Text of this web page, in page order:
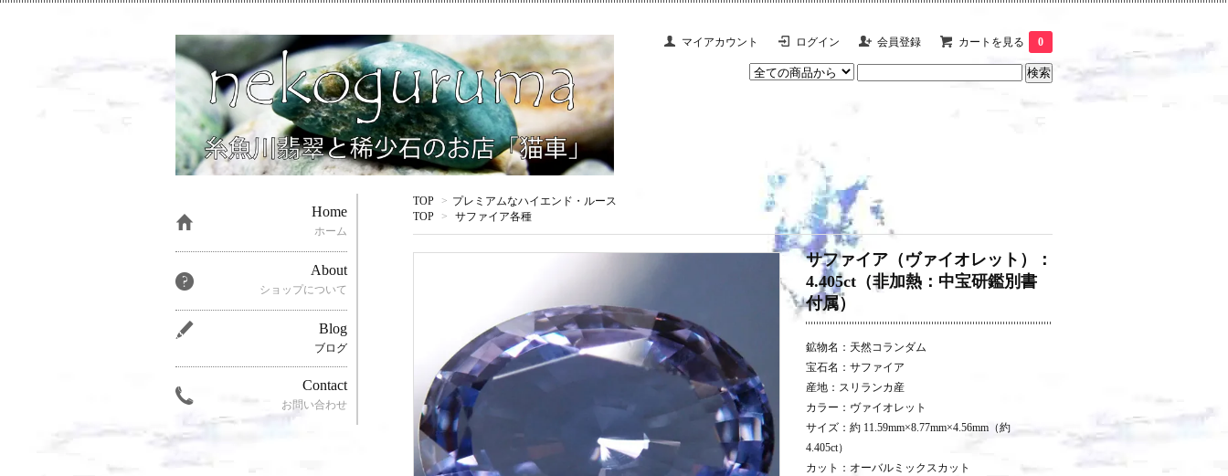
マイアカウント ログイン 会員登録 カートを見る 0
TOP > プレミアムなハイエンド・ルース
TOP
> サファイア各種
サファイア（ヴァイオレット）：
4.405ct（非加熱：中宝研鑑別書
付属）
鉱物名：天然コランダム
宝石名：サファイア
産地：スリランカ産
カラー：ヴァイオレット
サイズ：約 11.59mm×8.77mm×4.56mm（約
4.405ct）
カット：オーバルミックスカット
Home
ホーム
About
ショップについて
Blog
ブログ
Contact
お問い合わせ